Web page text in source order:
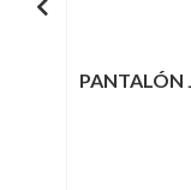
PANTALÓN